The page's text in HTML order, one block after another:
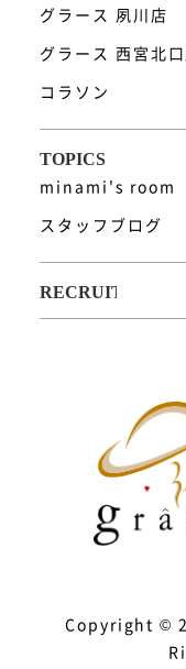
グラース 夙川店
グラース 西宮北口
コラソン
minami's room
スタッフブログ
Copyright ©